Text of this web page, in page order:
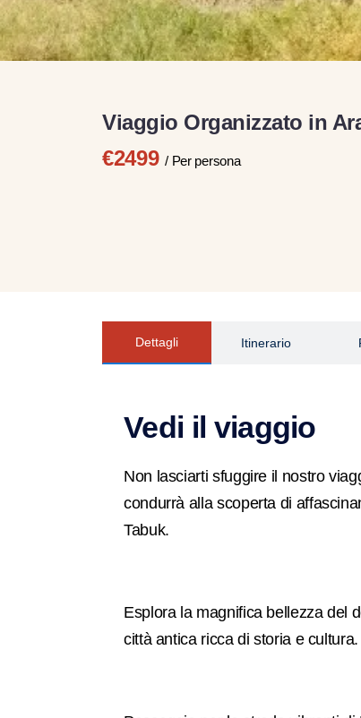
Viaggio Organizzato in
€2499/ Per persona
Dettagli Itinerario
Vedi il viaggio
Non lasciarti sfuggire il nostro
condurrà alla scoperta di
Tabuk.
Esplora la magnifica bellezza del
città antica ricca di storia e cultura.